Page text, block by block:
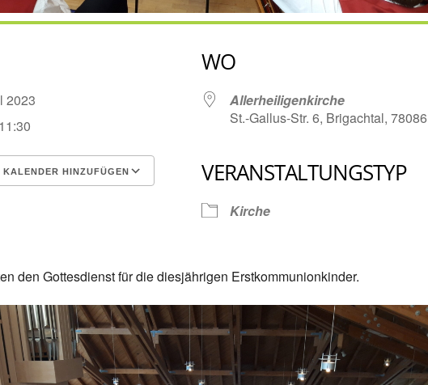
2023
KALENDER HINZUFÜGEN
Google Kalender
WO
Allerheiligenkirche
St.-Gallus-Str. 6, Brigachtal, 78086
VERANSTALTUNGSTYP
Kirche
den Gottesdienst für die diesjährigen Erstkommunionkinder.